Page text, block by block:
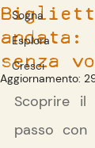
Sogna
Esplora
Cresci
andata:
senza
Aggiornamento:
Scoprire il
passo con